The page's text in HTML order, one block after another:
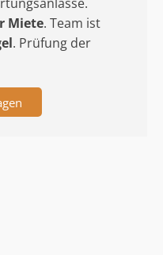
Miete. Team ist
. Prüfung der